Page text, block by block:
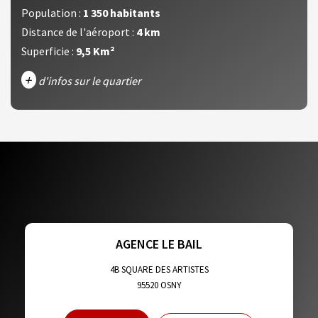
Population : 1 350 habitants
Distance de l'aéroport : 4 km
Superficie : 9,5 Km²
+ d'infos sur le quartier
DISTANCE DE L'AÉROPORT : SUPERFICIE :
AGENCE LE BAIL
4B SQUARE DES ARTISTES
95520OSNY